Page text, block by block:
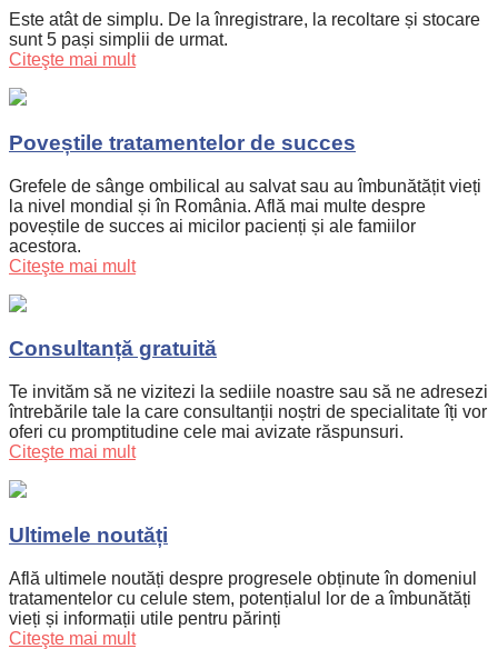
Este atât de simplu. De la înregistrare, la recoltare și stocare
sunt 5 pași simplii de urmat.
Citeşte mai mult
Poveștile tratamentelor de succes
Grefele de sânge ombilical au salvat sau au îmbunătățit vieți
la nivel mondial și în România. Află mai multe despre
poveștile de succes ai micilor pacienți și ale famiilor
acestora.
Citeşte mai mult
Consultanță gratuită
Te invităm să ne vizitezi la sediile noastre sau să ne adresezi
întrebările tale la care consultanții noștri de specialitate îți vor
oferi cu promptitudine cele mai avizate răspunsuri.
Citeşte mai mult
Ultimele noutăți
Află ultimele noutăți despre progresele obținute în domeniul
tratamentelor cu celule stem, potențialul lor de a îmbunătăți
vieți și informații utile pentru părinți
Citeşte mai mult